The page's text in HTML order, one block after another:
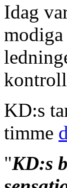
Idag
KD:s
timme
"KD:s